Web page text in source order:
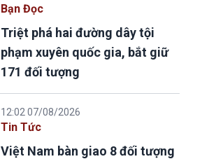
Bạn Đọc
Triệt phá hai đường dây tội
phạm xuyên quốc gia, bắt giữ
171 đối tượng
12:02 07/08/2026
Tin Tức
Việt Nam bàn giao 8 đối tượng